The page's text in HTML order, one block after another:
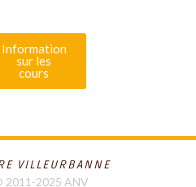
Information
sur les
cours
VILLEURBANNE
2011-2025 ANV